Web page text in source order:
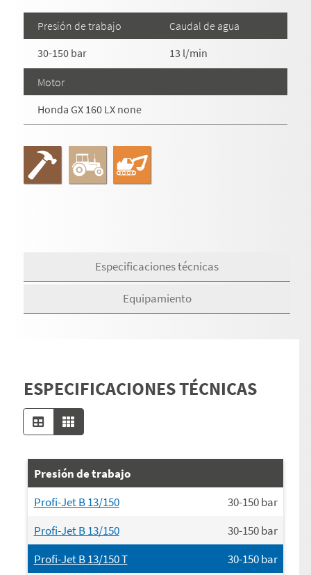
Presión de trabajo
30-150 bar
Caudal de agua
13 l/min
Motor
Honda GX 160 LX none
Especificaciones técnicas
Equipamiento
ESPECIFICACIONES TÉCNICAS
Presión de trabajo
Profi-Jet B 13/150
30-150bar
Profi-Jet B 13/150
30-150bar
Profi-Jet B 13/150 T
30-150bar